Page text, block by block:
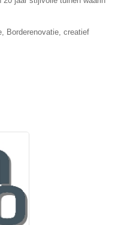
Borderenovatie, creatief